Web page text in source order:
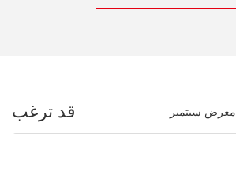
قد ترغب معرض سبتمبر